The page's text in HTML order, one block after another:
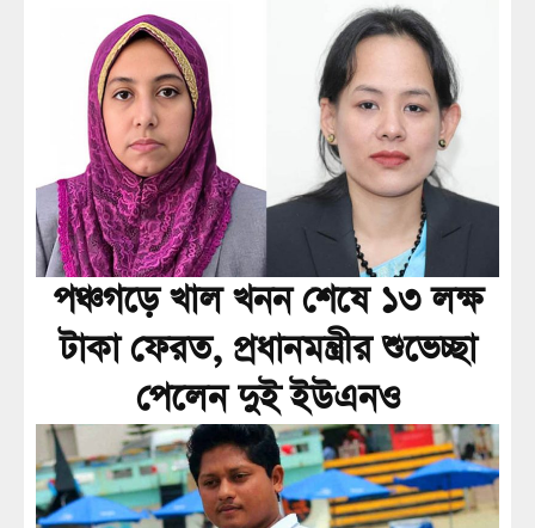
পঞ্চগড়ে খাল খনন শেষে ১৩ লক্ষ
টাকা ফেরত, প্রধানমন্ত্রীর শুভেচ্ছা
পেলেন দুই ইউএনও